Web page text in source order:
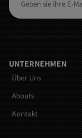
UNTERNEHMEN
Über Uns
Abouts
Kontakt